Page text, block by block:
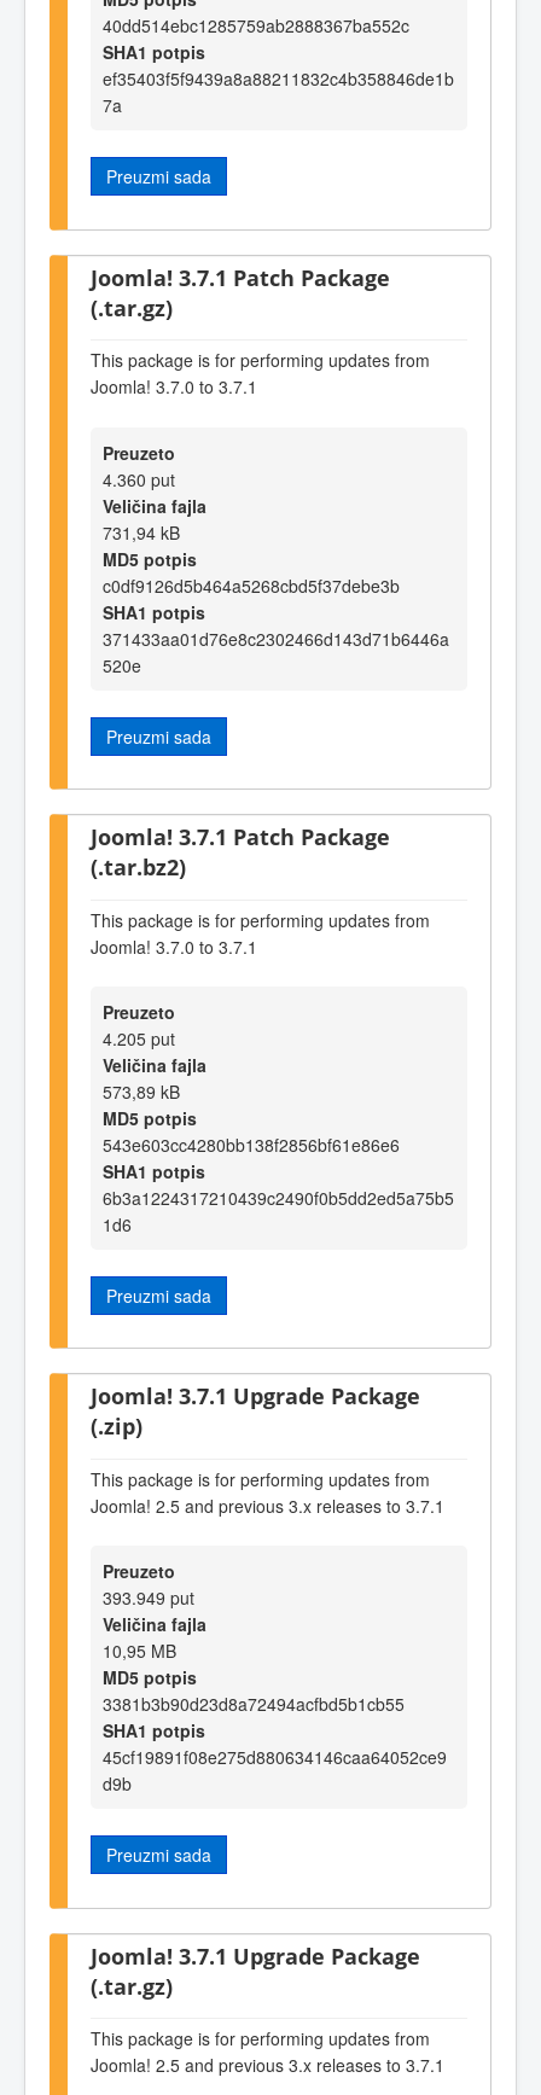
40dd514ebc1285759ab2888367ba552c
SHA1 potpis
ef35403f5f9439a8a88211832c4b358846de1b
7a
Preuzmi sada
Joomla! 3.7.1 Patch Package
(.tar.gz)
This package is for performing updates from
Joomla! 3.7.0 to 3.7.1
Preuzeto
4.360 put
Veličina fajla
731,94 kB
MD5 potpis
c0df9126d5b464a5268cbd5f37debe3b
SHA1 potpis
371433aa01d76e8c2302466d143d71b6446a
520e
Preuzmi sada
Joomla! 3.7.1 Patch Package
(.tar.bz2)
This package is for performing updates from
Joomla! 3.7.0 to 3.7.1
Preuzeto
4.205 put
Veličina fajla
573,89 kB
MD5 potpis
543e603cc4280bb138f2856bf61e86e6
SHA1 potpis
6b3a1224317210439c2490f0b5dd2ed5a75b5
1d6
Preuzmi sada
Joomla! 3.7.1 Upgrade Package
(.zip)
This package is for performing updates from
Joomla! 2.5 and previous 3.x releases to 3.7.1
Preuzeto
393.949 put
Veličina fajla
10,95 MB
MD5 potpis
3381b3b90d23d8a72494acfbd5b1cb55
SHA1 potpis
45cf19891f08e275d880634146caa64052ce9
d9b
Preuzmi sada
Joomla! 3.7.1 Upgrade Package
(.tar.gz)
This package is for performing updates from
Joomla! 2.5 and previous 3.x releases to 3.7.1